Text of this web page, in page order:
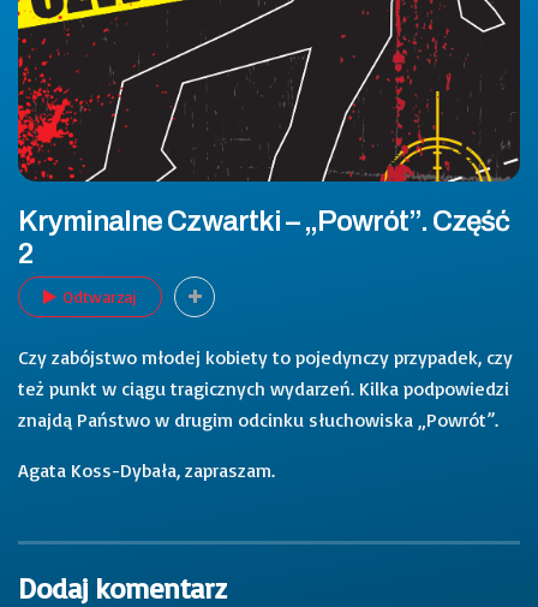
Kryminalne Czwartki – „Powrót”. Część
2
Odtwarzaj
Czy zabójstwo młodej kobiety to pojedynczy przypadek, czy
też punkt w ciągu tragicznych wydarzeń. Kilka podpowiedzi
znajdą Państwo w drugim odcinku słuchowiska „Powrót”.
Agata Koss-Dybała, zapraszam.
Dodaj komentarz